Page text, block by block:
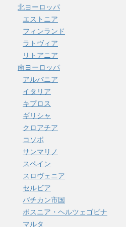
北ヨーロッパ
エストニア
フィンランド
ラトヴィア
リトアニア
南ヨーロッパ
アルバニア
イタリア
キプロス
ギリシャ
クロアチア
コソボ
サンマリノ
スペイン
スロヴェニア
セルビア
バチカン市国
ボスニア・ヘルツェゴビナ
マルタ